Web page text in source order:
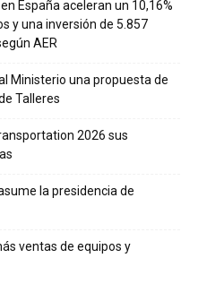
España aceleran un 10,16%
y una inversión de 5.857
AER
Ministerio una propuesta de
Talleres
2026 sus
la presidencia de
ventas de equipos y